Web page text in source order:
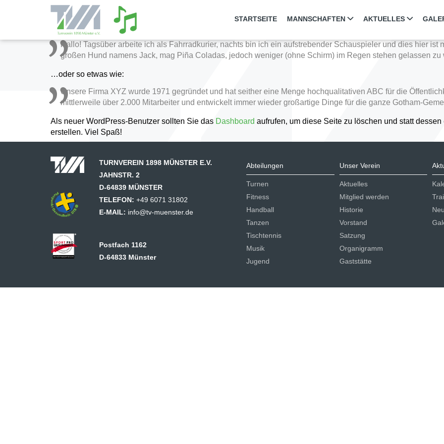
STARTSEITE MANNSCHAFTEN AKTUELLES
Dies ist eine Beispiel-Seite. Sie unterscheidet sich von Beiträgen, da sie stets an der selben Stelle bleibt und
angezeigt wird. Die meisten Leute starten mit einem Impressum, der Datenschutzerklärung oder einer „Über
Besucher der Website. Dort könnte zum Beispiel stehen:
Hallo! Tagsüber arbeite ich als Fahrradkurier, nachts bin ich ein aufstrebender Schauspieler und dies hier ist
großen Hund namens Jack, mag Piña Coladas, jedoch weniger (ohne Schirm) im Regen stehen gelassen zu
…oder so etwas wie:
Unsere Firma XYZ wurde 1971 gegründet und hat seither eine Menge hochqualitativen ABC für die
mittlerweile über 2.000 Mitarbeiter und entwickelt immer wieder großartige Dinge für die ganze Gotham-
Als neuer WordPress-Benutzer sollten Sie das Dashboard aufrufen, um diese Seite zu löschen und statt
erstellen. Viel Spaß!
TURNVEREIN 1898 MÜNSTER E.V.
JAHNSTR. 2
D-64839 MÜNSTER
TELEFON: +49 6071 31802
E-MAIL: info@tv-muenster.de
Postfach 1162
D-64833 Münster
Abteilungen
Turnen
Fitness
Handball
Tanzen
Tischtennis
Musik
Jugend
Unser Verein
Aktuelles
Mitglied werden
Historie
Vorstand
Satzung
Organigramm
Gaststätte